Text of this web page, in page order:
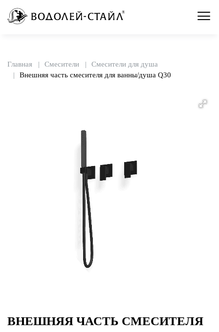
Главная Смесители
Смесители для душа
Внешняя часть смесителя для ванны/душа Q30
ВНЕШНЯЯ ЧАСТЬ СМЕСИТЕЛЯ